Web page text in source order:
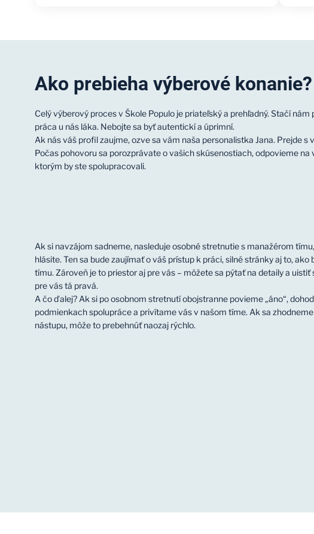
Ako prebieha výberové konanie?
Celý výberový proces v Škole Populo je priateľský a prehľadný. Stačí
práca u nás láka. Nebojte sa byť autentickí a úprimní.
Ak nás váš profil zaujme, ozve sa vám naša personalistka Jana. Prejde
Počas pohovoru sa porozprávate o vašich skúsenostiach, odpovieme
ktorým by ste spolupracovali.
Ak si navzájom sadneme, nasleduje osobné stretnutie s manažérom
hlásite. Ten sa bude zaujímať o váš prístup k práci, silné stránky aj to, ako
tímu. Zároveň je to priestor aj pre vás – môžete sa pýtať na detaily a uistiť
pre vás tá pravá.
A čo ďalej? Ak si po osobnom stretnutí obojstranne povieme „áno“,
podmienkach spolupráce a privítame vás v našom tíme. Ak sa
nástupu, môže to prebehnúť naozaj rýchlo.